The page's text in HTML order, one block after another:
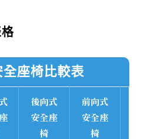
全座椅比較表
後向式
安全座
椅
前向式
安全座
椅